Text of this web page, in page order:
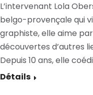
L’intervenant Lola
belgo-provençale qui
graphiste, elle aime
découvertes d’autres
Depuis 10 ans, elle
Détails